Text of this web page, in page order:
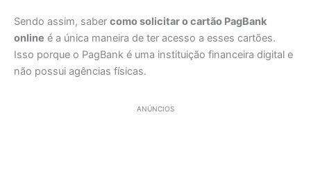
Sendo assim, saber como solicitar o cartão PagBank
online é a única maneira de ter acesso a esses cartões.
Isso porque o PagBank é uma instituição financeira digital e
não possui agências físicas.
ANÚNCIOS